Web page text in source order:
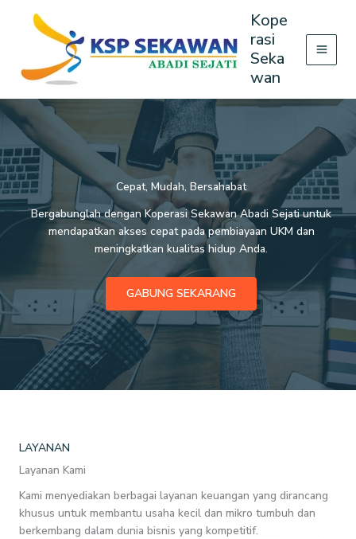
Kope
rasi
Seka
wan
Cepat, Mudah, Bersahabat
Bergabunglah dengan Koperasi Sekawan Abadi Sejati untuk
mendapatkan akses cepat pada pembiayaan UKM dan
meningkatkan kualitas hidup Anda.
GABUNG SEKARANG
LAYANAN
Layanan Kami
Kami menyediakan berbagai layanan keuangan yang dirancang
khusus untuk membantu usaha kecil dan mikro tumbuh dan
berkembang dalam dunia bisnis yang kompetitif.